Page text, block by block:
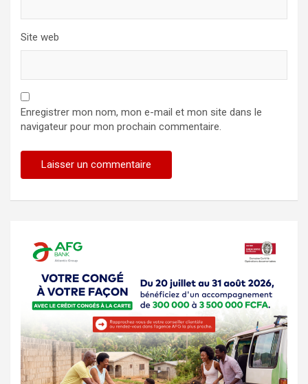
Site web
Enregistrer mon nom, mon e-mail et mon site dans le
navigateur pour mon prochain commentaire.